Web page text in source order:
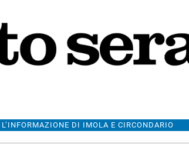
L’INFORMAZIONE DI IMOLA E CIRCONDARIO